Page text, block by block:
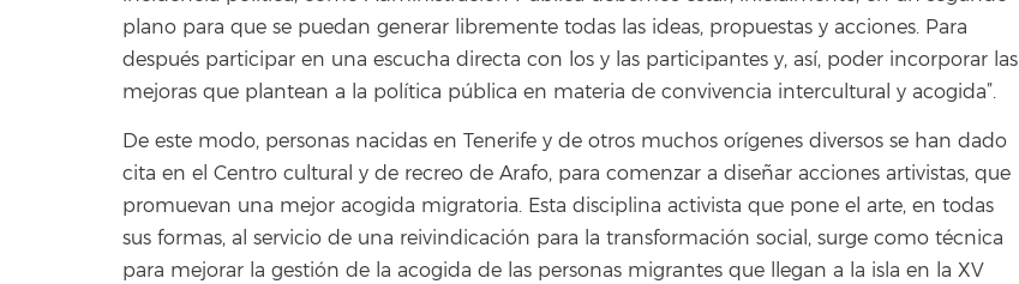
plano para que se puedan generar libremente todas las ideas, propuestas y acciones. Para
después participar en una escucha directa con los y las participantes y, así, poder incorporar las
mejoras que plantean a la política pública en materia de convivencia intercultural y acogida”.
De este modo, personas nacidas en Tenerife y de otros muchos orígenes diversos se han dado
cita en el Centro cultural y de recreo de Arafo, para comenzar a diseñar acciones artivistas, que
promuevan una mejor acogida migratoria. Esta disciplina activista que pone el arte, en todas
sus formas, al servicio de una reivindicación para la transformación social, surge como técnica
para mejorar la gestión de la acogida de las personas migrantes que llegan a la isla en la XV